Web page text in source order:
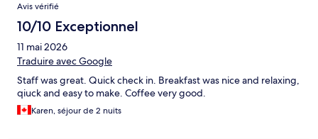
Avis vérifié
10/10 Exceptionnel
11 mai 2026
Traduire avec Google
Staff was great. Quick check in. Breakfast was nice and relaxing,
qiuck and easy to make. Coffee very good.
Karen, séjour de 2 nuits